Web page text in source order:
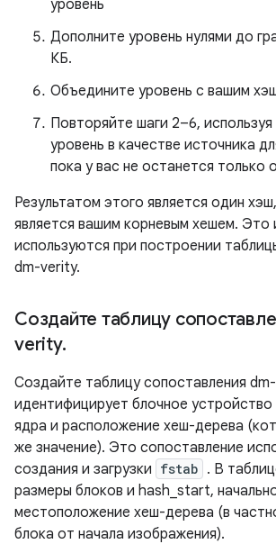
уровень
Дополните уровень нулями до
КБ.
Объедините уровень с вашим
Повторяйте шаги 2–6,
уровень в качестве источника
пока у вас не останется только
Результатом этого является один
является вашим корневым хешем. Это
используются при построении
dm-verity.
Создайте таблицу
verity.
Создайте таблицу сопоставления
идентифицирует блочное устройство
ядра и расположение хеш-дерева
же значение). Это сопоставление
создания и загрузки fstab . В
размеры блоков и hash_start,
местоположение хеш-дерева (в
блока от начала изображения).